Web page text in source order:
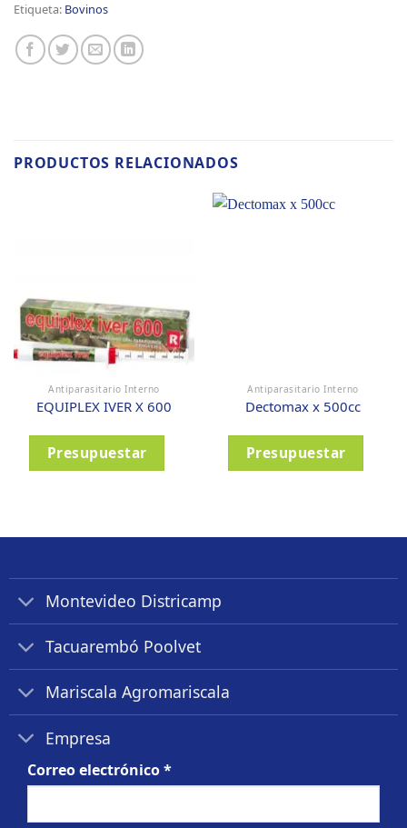
Etiqueta: Bovinos
PRODUCTOS RELACIONADOS
Antiparasitario Interno
EQUIPLEX IVER X 600
Presupuestar
Antiparasitario Interno
Dectomax x 500cc
Presupuestar
Montevideo Districamp
Tacuarembó Poolvet
Mariscala Agromariscala
Empresa
Correo electrónico*